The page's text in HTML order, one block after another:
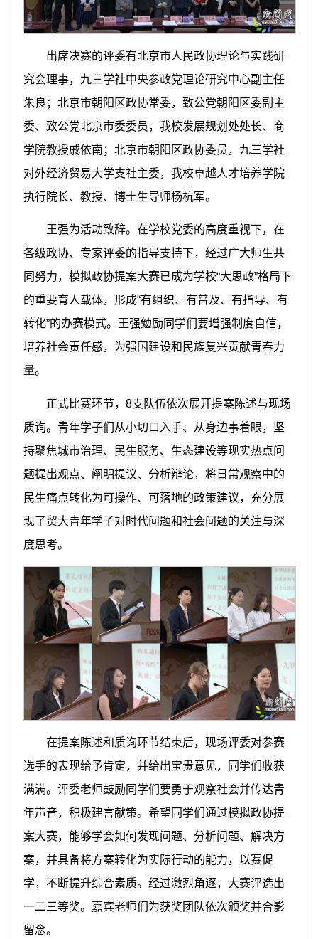
出席决赛的评委有北京市人民政协理论与实践研
究会理事，九三学社中央参政党理论研究中心副主任
朱良；北京市朝阳区政协常委，致公党朝阳区委副主
委、致公党北京市委委员，我校发展规划处处长、商
学院教授戚依南；北京市朝阳区政协委员，九三学社
对外经济贸易大学支社主委，我校卓越人才培养学院
执行院长、教授、博士生导师杨杭军。
王强为活动致辞。在学校党委的高度重视下，在
各级政协、专家评委的指导支持下，经过广大师生共
同努力，模拟政协提案大赛已成为学校“大思政”格局下
的重要育人载体，形成“有组织、有普及、有指导、有
转化”的办赛模式。王强勉励同学们要增强制度自信，
培养社会责任感，为强国建设和民族复兴贡献青春力
量。
正式比赛环节，8支队伍依次展开提案陈述与现场
质询。青年学子们从小切口入手、从身边事着眼，坚
持聚焦城市治理、民生服务、生态建设等现实热点问
题提出观点、阐明提议、分析辩论，将日常观察中的
民生痛点转化为可操作、可落地的政策建议，充分展
现了贸大青年学子对时代问题和社会问题的关注与深
度思考。
在提案陈述和质询环节结束后，现场评委对参赛
选手的表现给予肯定，并给出宝贵意见，同学们收获
满满。评委老师鼓励同学们要勇于观察社会并传达青
年声音，积极建言献策。希望同学们通过模拟政协提
案大赛，能够学会如何发现问题、分析问题、解决方
案，并具备将方案转化为实际行动的能力，以赛促
学，不断提升综合素质。经过激烈角逐，大赛评选出
一二三等奖。嘉宾老师们为获奖团队依次颁奖并合影
留念。